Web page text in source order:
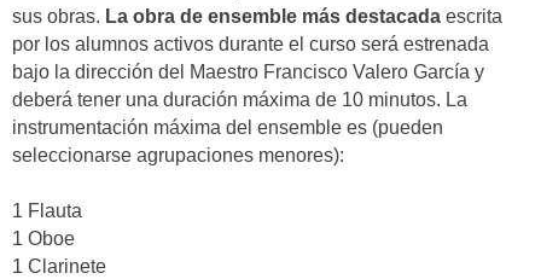
sus obras. La obra de ensemble más destacada escrita
por los alumnos activos durante el curso será estrenada
bajo la dirección del Maestro Francisco Valero García y
deberá tener una duración máxima de 10 minutos. La
instrumentación máxima del ensemble es (pueden
seleccionarse agrupaciones menores):
1 Flauta
1 Oboe
1 Clarinete